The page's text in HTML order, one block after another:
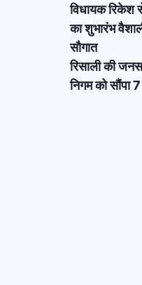
विधायक रिकेश
का शुभारंभ
सौगात
रिसाली की
निगम को सौंपा